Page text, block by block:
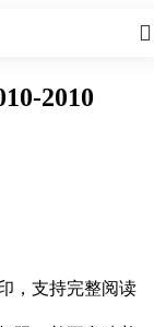

2010
，支持完整阅读